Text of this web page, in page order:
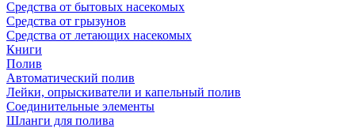
Средства от бытовых насекомых
Средства от грызунов
Средства от летающих насекомых
Книги
Полив
Автоматический полив
Лейки, опрыскиватели и капельный полив
Соединительные элементы
Шланги для полива